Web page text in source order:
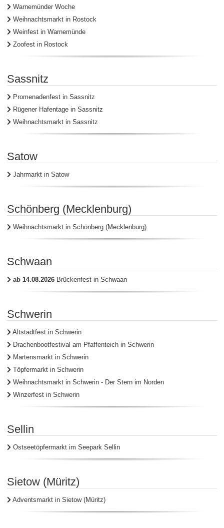
Warnemünder Woche
Weihnachtsmarkt in Rostock
Weinfest in Warnemünde
Zoofest in Rostock
Sassnitz
Promenadenfest in Sassnitz
Rügener Hafentage in Sassnitz
Weihnachtsmarkt in Sassnitz
Satow
Jahrmarkt in Satow
Schönberg (Mecklenburg)
Weihnachtsmarkt in Schönberg (Mecklenburg)
Schwaan
ab 14.08.2026 Brückenfest in Schwaan
Schwerin
Altstadtfest in Schwerin
Drachenbootfestival am Pfaffenteich in Schwerin
Martensmarkt in Schwerin
Töpfermarkt in Schwerin
Weihnachtsmarkt in Schwerin - Der Stern im Norden
Winzerfest in Schwerin
Sellin
Ostseetöpfermarkt im Seepark Sellin
Sietow (Müritz)
Adventsmarkt in Sietow (Müritz)